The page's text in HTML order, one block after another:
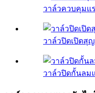
วาล์วควบคุมแ
วาล์วปิดเปิดสุ
วาล์วปิดกั้นลม